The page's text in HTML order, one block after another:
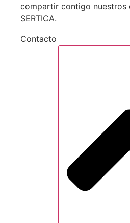
compartir contigo nuestros
SERTICA.
Contacto